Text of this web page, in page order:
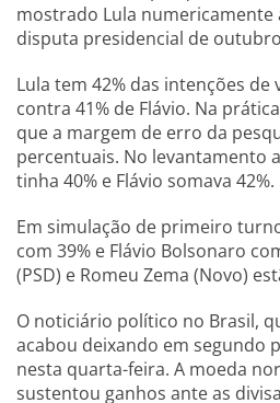
mostrado Lula numericamente
disputa presidencial de
Lula tem 42% das intenções
contra 41% de Flávio. Na
que a margem de erro da
percentuais. No levantamento
tinha 40% e Flávio somava 42%.
Em simulação de primeiro
com 39% e Flávio Bolsonaro
(PSD) e Romeu Zema (Novo)
O noticiário político no Brasil,
acabou deixando em segundo
nesta quarta-feira. A moeda
sustentou ganhos ante as